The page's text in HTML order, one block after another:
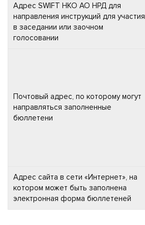
Адрес SWIFT НКО АО НРД для
направления инструкций для участия
в заседании или заочном
голосовании
Почтовый адрес, по которому могут
направляться заполненные
бюллетени
Адрес сайта в сети «Интернет», на
котором может быть заполнена
электронная форма бюллетеней